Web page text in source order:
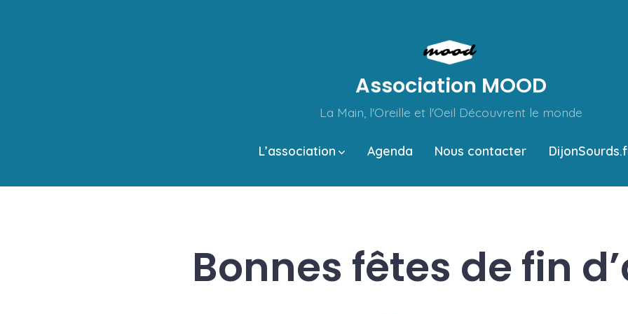
Association MOOD
La Main, l'Oreille et l'Oeil Découvrent le monde
L’association Agenda Nous contacter
Bonnes fêtes de fin